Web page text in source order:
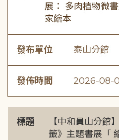
展： 多肉植物微
家繪本
發布單位 泰山分館
發佈時間 2026-08-
標題
【中和員山分館
籤》主題書展「